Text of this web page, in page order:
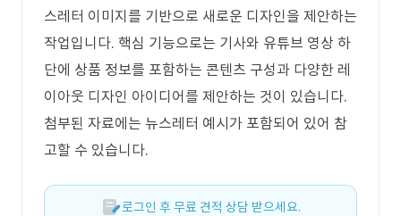
스레터 이미지를 기반으로 새로운 디자인을 제안하는
작업입니다. 핵심 기능으로는 기사와 유튜브 영상 하
단에 상품 정보를 포함하는 콘텐츠 구성과 다양한 레
이아웃 디자인 아이디어를 제안하는 것이 있습니다.
첨부된 자료에는 뉴스레터 예시가 포함되어 있어 참
고할 수 있습니다.
로그인 후 무료 견적 상담 받으세요.